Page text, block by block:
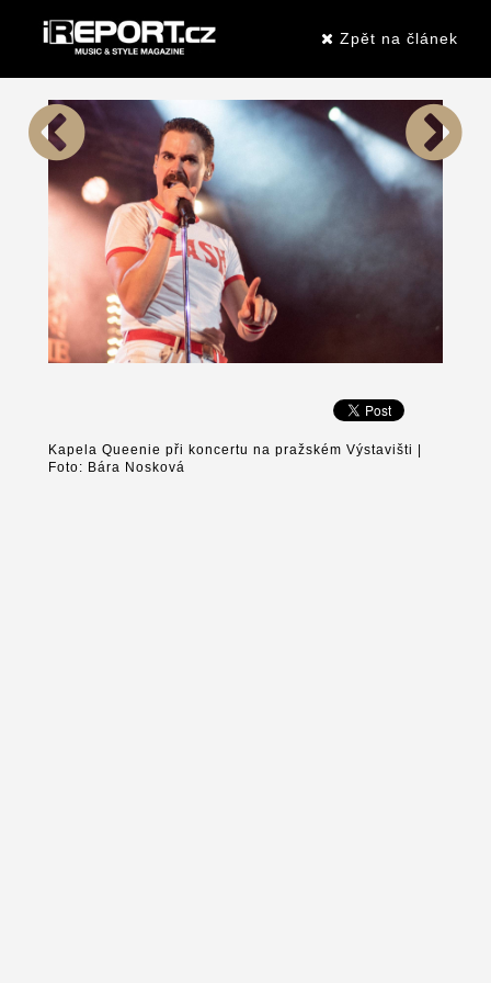
Zpět na článek
Kapela Queenie při koncertu na pražském Výstavišti |
Foto: Bára Nosková